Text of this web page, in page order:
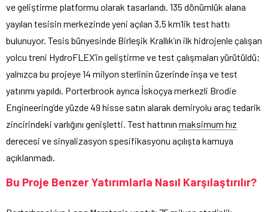
ve geliştirme platformu olarak tasarlandı. 135 dönümlük alana
yayılan tesisin merkezinde yeni açılan 3,5 km’lik test hattı
bulunuyor. Tesis bünyesinde Birleşik Krallık’ın ilk hidrojenle çalışan
yolcu treni HydroFLEX’in geliştirme ve test çalışmaları yürütüldü;
yalnızca bu projeye 14 milyon sterlinin üzerinde inşa ve test
yatırımı yapıldı. Porterbrook ayrıca İskoçya merkezli Brodie
Engineering’de yüzde 49 hisse satın alarak demiryolu araç tedarik
zincirindeki varlığını genişletti. Test hattının maksimum hız
derecesi ve sinyalizasyon spesifikasyonu açılışta kamuya
açıklanmadı.
Bu Proje Benzer Yatırımlarla Nasıl Karşılaştırılır?